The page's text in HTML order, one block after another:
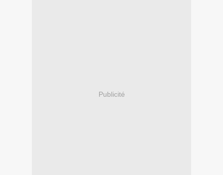
Publicité